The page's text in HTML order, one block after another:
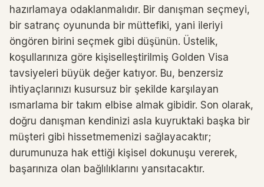
hazırlamaya odaklanmalıdır. Bir danışman seçmeyi,
bir satranç oyununda bir müttefiki, yani ileriyi
öngören birini seçmek gibi düşünün. Üstelik,
koşullarınıza göre kişiselleştirilmiş Golden Visa
tavsiyeleri büyük değer katıyor. Bu, benzersiz
ihtiyaçlarınızı kusursuz bir şekilde karşılayan
ısmarlama bir takım elbise almak gibidir. Son olarak,
doğru danışman kendinizi asla kuyruktaki başka bir
müşteri gibi hissetmemenizi sağlayacaktır;
durumunuza hak ettiği kişisel dokunuşu vererek,
başarınıza olan bağlılıklarını yansıtacaktır.